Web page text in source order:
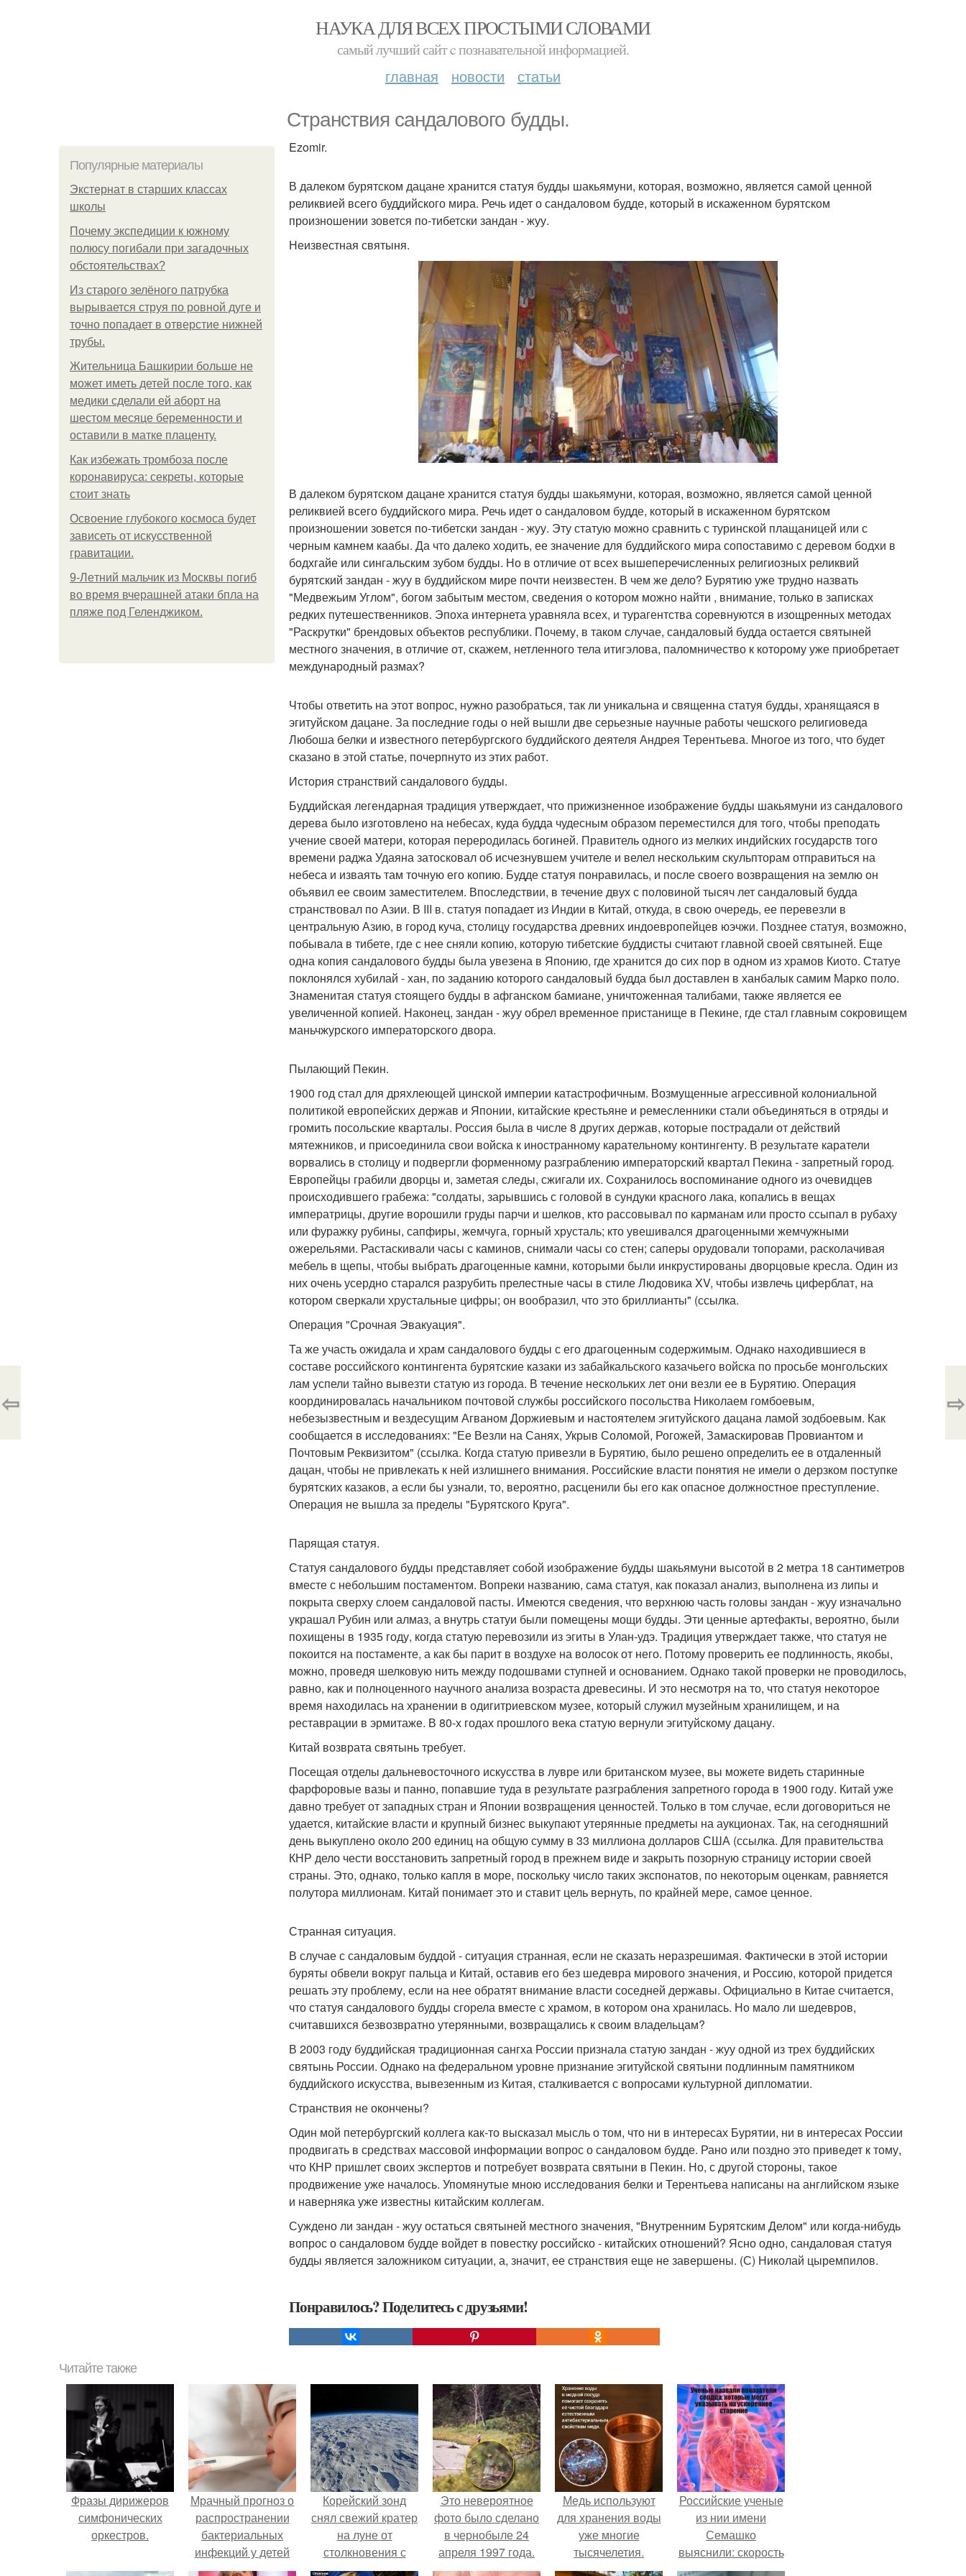
НАУКА ДЛЯ ВСЕХ ПРОСТЫМИ СЛОВАМИ
самый лучший сайт c познавательной информацией.
главная новости статьи
Странствия сандалового будды.
Популярные материалы
Экстернат в старших классах
школы
Почему экспедиции к южному
полюсу погибали при загадочных
обстоятельствах?
Из старого зелёного патрубка
вырывается струя по ровной дуге и
точно попадает в отверстие нижней
трубы.
Жительница Башкирии больше не
может иметь детей после того, как
медики сделали ей аборт на
шестом месяце беременности и
оставили в матке плаценту.
Как избежать тромбоза после
коронавируса: секреты, которые
стоит знать
Освоение глубокого космоса будет
зависеть от искусственной
гравитации.
9-Лeтний мaльчик из Москвы погиб
во время вчерашней атаки бпла на
пляже под Геленджиком.
Ezomir.
В далеком бурятском дацане хранится статуя будды шакьямуни, которая, возможно, является самой ценной
реликвией всего буддийского мира. Речь идет о сандаловом будде, который в искаженном бурятском
произношении зовется по-тибетски зандан - жуу.
Неизвестная святыня.
В далеком бурятском дацане хранится статуя будды шакьямуни, которая, возможно, является самой ценной
реликвией всего буддийского мира. Речь идет о сандаловом будде, который в искаженном бурятском
произношении зовется по-тибетски зандан - жуу. Эту статую можно сравнить с туринской плащаницей или с
черным камнем каабы. Да что далеко ходить, ее значение для буддийского мира сопоставимо с деревом бодхи в
бодхгайе или сингальским зубом будды. Но в отличие от всех вышеперечисленных религиозных реликвий
бурятский зандан - жуу в буддийском мире почти неизвестен. В чем же дело? Бурятию уже трудно назвать
"Медвежьим Углом", богом забытым местом, сведения о котором можно найти , внимание, только в записках
редких путешественников. Эпоха интернета уравняла всех, и турагентства соревнуются в изощренных методах
"Раскрутки" брендовых объектов республики. Почему, в таком случае, сандаловый будда остается святыней
местного значения, в отличие от, скажем, нетленного тела итигэлова, паломничество к которому уже приобретает
международный размах?
Чтобы ответить на этот вопрос, нужно разобраться, так ли уникальна и священна статуя будды, хранящаяся в
эгитуйском дацане. За последние годы о ней вышли две серьезные научные работы чешского религиоведа
Любоша белки и известного петербургского буддийского деятеля Андрея Терентьева. Многое из того, что будет
сказано в этой статье, почерпнуто из этих работ.
История странствий сандалового будды.
Буддийская легендарная традиция утверждает, что прижизненное изображение будды шакьямуни из сандалового
дерева было изготовлено на небесах, куда будда чудесным образом переместился для того, чтобы преподать
учение своей матери, которая переродилась богиней. Правитель одного из мелких индийских государств того
времени раджа Удаяна затосковал об исчезнувшем учителе и велел нескольким скульпторам отправиться на
небеса и изваять там точную его копию. Будде статуя понравилась, и после своего возвращения на землю он
объявил ее своим заместителем. Впоследствии, в течение двух с половиной тысяч лет сандаловый будда
странствовал по Азии. В III в. статуя попадает из Индии в Китай, откуда, в свою очередь, ее перевезли в
центральную Азию, в город куча, столицу государства древних индоевропейцев юэчжи. Позднее статуя, возможно,
побывала в тибете, где с нее сняли копию, которую тибетские буддисты считают главной своей святыней. Еще
одна копия сандалового будды была увезена в Японию, где хранится до сих пор в одном из храмов Киото. Статуе
поклонялся хубилай - хан, по заданию которого сандаловый будда был доставлен в ханбалык самим Марко поло.
Знаменитая статуя стоящего будды в афганском бамиане, уничтоженная талибами, также является ее
увеличенной копией. Наконец, зандан - жуу обрел временное пристанище в Пекине, где стал главным сокровищем
маньчжурского императорского двора.
Пылающий Пекин.
1900 год стал для дряхлеющей цинской империи катастрофичным. Возмущенные агрессивной колониальной
политикой европейских держав и Японии, китайские крестьяне и ремесленники стали объединяться в отряды и
громить посольские кварталы. Россия была в числе 8 других держав, которые пострадали от действий
мятежников, и присоединила свои войска к иностранному карательному контингенту. В результате каратели
ворвались в столицу и подвергли форменному разграблению императорский квартал Пекина - запретный город.
Европейцы грабили дворцы и, заметая следы, сжигали их. Сохранилось воспоминание одного из очевидцев
происходившего грабежа: "солдаты, зарывшись с головой в сундуки красного лака, копались в вещах
императрицы, другие ворошили груды парчи и шелков, кто рассовывал по карманам или просто ссыпал в рубаху
или фуражку рубины, сапфиры, жемчуга, горный хрусталь; кто увешивался драгоценными жемчужными
ожерельями. Растаскивали часы с каминов, снимали часы со стен; саперы орудовали топорами, расколачивая
мебель в щепы, чтобы выбрать драгоценные камни, которыми были инкрустированы дворцовые кресла. Один из
них очень усердно старался разрубить прелестные часы в стиле Людовика XV, чтобы извлечь циферблат, на
котором сверкали хрустальные цифры; он вообразил, что это бриллианты" (ссылка.
Операция "Срочная Эвакуация".
Та же участь ожидала и храм сандалового будды с его драгоценным содержимым. Однако находившиеся в
составе российского контингента бурятские казаки из забайкальского казачьего войска по просьбе монгольских
лам успели тайно вывезти статую из города. В течение нескольких лет они везли ее в Бурятию. Операция
координировалась начальником почтовой службы российского посольства Николаем гомбоевым,
небезызвестным и вездесущим Агваном Доржиевым и настоятелем эгитуйского дацана ламой зодбоевым. Как
сообщается в исследованиях: "Ее Везли на Санях, Укрыв Соломой, Рогожей, Замаскировав Провиантом и
Почтовым Реквизитом" (ссылка. Когда статую привезли в Бурятию, было решено определить ее в отдаленный
дацан, чтобы не привлекать к ней излишнего внимания. Российские власти понятия не имели о дерзком поступке
бурятских казаков, а если бы узнали, то, вероятно, расценили бы его как опасное должностное преступление.
Операция не вышла за пределы "Бурятского Круга".
Парящая статуя.
Статуя сандалового будды представляет собой изображение будды шакьямуни высотой в 2 метра 18 сантиметров
вместе с небольшим постаментом. Вопреки названию, сама статуя, как показал анализ, выполнена из липы и
покрыта сверху слоем сандаловой пасты. Имеются сведения, что верхнюю часть головы зандан - жуу изначально
украшал Рубин или алмаз, а внутрь статуи были помещены мощи будды. Эти ценные артефакты, вероятно, были
похищены в 1935 году, когда статую перевозили из эгиты в Улан-удэ. Традиция утверждает также, что статуя не
покоится на постаменте, а как бы парит в воздухе на волосок от него. Потому проверить ее подлинность, якобы,
можно, проведя шелковую нить между подошвами ступней и основанием. Однако такой проверки не проводилось,
равно, как и полноценного научного анализа возраста древесины. И это несмотря на то, что статуя некоторое
время находилась на хранении в одигитриевском музее, который служил музейным хранилищем, и на
реставрации в эрмитаже. В 80-х годах прошлого века статую вернули эгитуйскому дацану.
Китай возврата святынь требует.
Посещая отделы дальневосточного искусства в лувре или британском музее, вы можете видеть старинные
фарфоровые вазы и панно, попавшие туда в результате разграбления запретного города в 1900 году. Китай уже
давно требует от западных стран и Японии возвращения ценностей. Только в том случае, если договориться не
удается, китайские власти и крупный бизнес выкупают утерянные предметы на аукционах. Так, на сегодняшний
день выкуплено около 200 единиц на общую сумму в 33 миллиона долларов США (ссылка. Для правительства
КНР дело чести восстановить запретный город в прежнем виде и закрыть позорную страницу истории своей
страны. Это, однако, только капля в море, поскольку число таких экспонатов, по некоторым оценкам, равняется
полутора миллионам. Китай понимает это и ставит цель вернуть, по крайней мере, самое ценное.
Странная ситуация.
В случае с сандаловым буддой - ситуация странная, если не сказать неразрешимая. Фактически в этой истории
буряты обвели вокруг пальца и Китай, оставив его без шедевра мирового значения, и Россию, которой придется
решать эту проблему, если на нее обратят внимание власти соседней державы. Официально в Китае считается,
что статуя сандалового будды сгорела вместе с храмом, в котором она хранилась. Но мало ли шедевров,
считавшихся безвозвратно утерянными, возвращались к своим владельцам?
В 2003 году буддийская традиционная сангха России признала статую зандан - жуу одной из трех буддийских
святынь России. Однако на федеральном уровне признание эгитуйской святыни подлинным памятником
буддийского искусства, вывезенным из Китая, сталкивается с вопросами культурной дипломатии.
Странствия не окончены?
Один мой петербургский коллега как-то высказал мысль о том, что ни в интересах Бурятии, ни в интересах России
продвигать в средствах массовой информации вопрос о сандаловом будде. Рано или поздно это приведет к тому,
что КНР пришлет своих экспертов и потребует возврата святыни в Пекин. Но, с другой стороны, такое
продвижение уже началось. Упомянутые мною исследования белки и Терентьева написаны на английском языке
и наверняка уже известны китайским коллегам.
Суждено ли зандан - жуу остаться святыней местного значения, "Внутренним Бурятским Делом" или когда-нибудь
вопрос о сандаловом будде войдет в повестку российско - китайских отношений? Ясно одно, сандаловая статуя
будды является заложником ситуации, а, значит, ее странствия еще не завершены. (С) Николай цыремпилов.
Понравилось? Поделитесь с друзьями!
⇦ ⇨
Читайте также
Фразы дирижеров
симфонических
оркестров.
Мрачный прогноз о
распространении
бактериальных
инфекций у детей
вышел.
Корейский зонд
снял свежий кратер
на луне от
столкновения с
обломком Falcon 9.
Это невероятное
фото было сделано
в чернобыле 24
апреля 1997 года.
Медь используют
для хранения воды
уже многие
тысячелетия.
Российские ученые
из нии имени
Семашко
выяснили: скорость
старения напрямую